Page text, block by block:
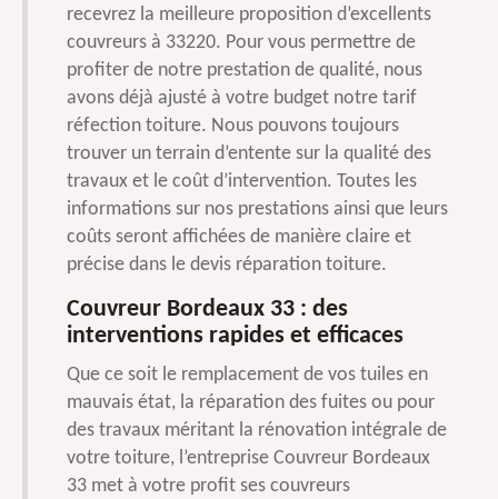
recevrez la meilleure proposition d’excellents
couvreurs à 33220. Pour vous permettre de
profiter de notre prestation de qualité, nous
avons déjà ajusté à votre budget notre tarif
réfection toiture. Nous pouvons toujours
trouver un terrain d’entente sur la qualité des
travaux et le coût d’intervention. Toutes les
informations sur nos prestations ainsi que leurs
coûts seront affichées de manière claire et
précise dans le devis réparation toiture.
Couvreur Bordeaux 33 : des
interventions rapides et efficaces
Que ce soit le remplacement de vos tuiles en
mauvais état, la réparation des fuites ou pour
des travaux méritant la rénovation intégrale de
votre toiture, l’entreprise Couvreur Bordeaux
33 met à votre profit ses couvreurs